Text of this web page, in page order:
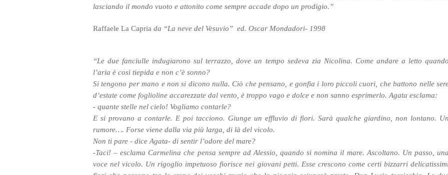
lasciando il mondo vuoto e attonito come sempre accade dopo un prodigio.”
Raffaele La Capria da “La neve del Vesuvio” ed. Oscar Mondadori- 1998
“Le due fanciulle indugiarono sul terrazzo, dove un tempo sedeva zia Nicolina. Come andare a letto quando
l’aria è così tiepida e non c’è sonno?
Si tengono per mano e non si dicono nulla. Ciò che pensano, e gonfia i loro piccoli cuori, che battono nelle
d’estate come foglioline accarezzate dal vento, è troppo vago e dolce e non sanno esprimerlo. Agata esclama:
- quante stelle nel cielo! Vogliamo contarle?
E si provano a contarle. E poi tacciono. Giunge un effluvio di fiori. Sarà qualche giardino, non lontano. Un
rumore…. Forse viene dalla via più larga, di là del vicolo.
Non ti pare - dice Agata- di sentir l’odore del mare?
-Taci! – esclama Carmelina che pensa sempre ad Alessio, quando si nomina il mare. Ascoltano. Un passo, una
voce nel vicolo. Un rigoglio impetuoso fiorisce nei giovani petti. Esse crescono come certi bizzarri